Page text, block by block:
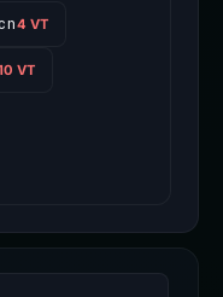
4 VT
VT